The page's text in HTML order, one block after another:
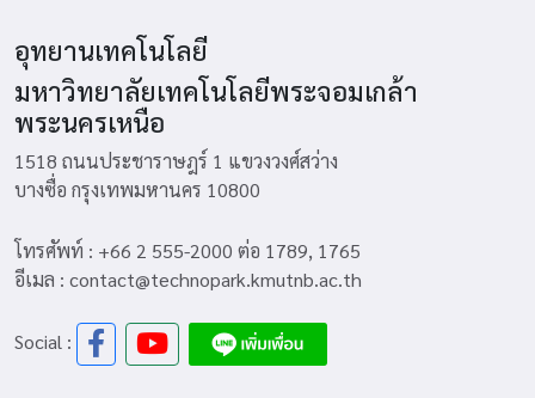
อุทยานเทคโนโลยี
มหาวิทยาลัยเทคโนโลยีพระจอมเกล้า
พระนครเหนือ
1518 ถนนประชาราษฎร์ 1 แขวงวงศ์สว่าง
บางซื่อ กรุงเทพมหานคร 10800
โทรศัพท์ : +66 2 555-2000 ต่อ 1789, 1765
อีเมล : contact@technopark.kmutnb.ac.th
Social :